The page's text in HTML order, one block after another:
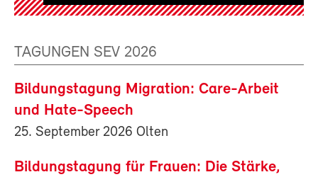
TAGUNGEN SEV 2026
Bildungstagung Migration: Care-Arbeit
und Hate-Speech
25. September 2026 Olten
Bildungstagung für Frauen: Die Stärke,